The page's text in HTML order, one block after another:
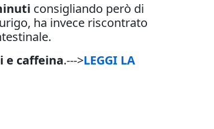
consigliando però di
ha invece riscontrato
e caffeina.--->LEGGI LA